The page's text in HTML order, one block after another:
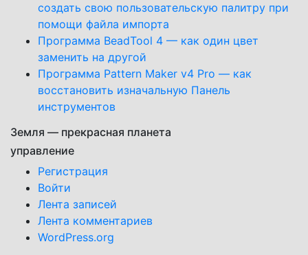
создать свою пользовательскую палитру при
помощи файла импорта
Программа BeadTool 4 — как один цвет
заменить на другой
Программа Pattern Maker v4 Pro — как
восстановить изначальную Панель
инструментов
Земля — прекрасная планета
управление
Регистрация
Войти
Лента записей
Лента комментариев
WordPress.org